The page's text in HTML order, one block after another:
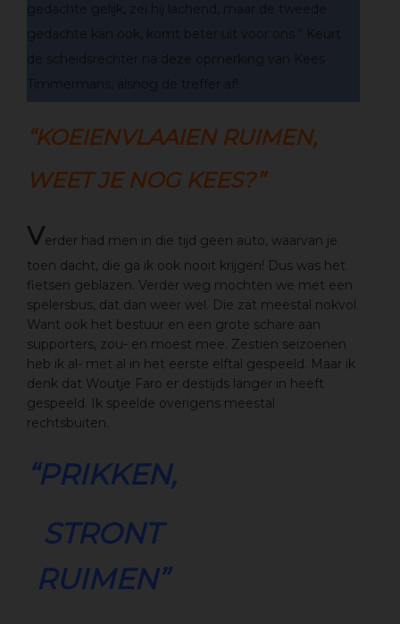
gedachte gelijk, zei hij lachend, maar de tweede
gedachte kan ook, komt beter uit voor ons.” Keurt
de scheidsrechter na deze opmerking van Kees
Timmermans, alsnog de treffer af!
“KOEIENVLAAIEN RUIMEN,
WEET JE NOG KEES?”
Verder had men in die tijd geen auto, waarvan je
toen dacht, die ga ik ook nooit krijgen! Dus was het
fietsen geblazen. Verder weg mochten we met een
spelersbus, dat dan weer wel. Die zat meestal nokvol.
Want ook het bestuur en een grote schare aan
supporters, zou- en moest mee. Zestien seizoenen
heb ik al- met al in het eerste elftal gespeeld. Maar ik
denk dat Woutje Faro er destijds langer in heeft
gespeeld. Ik speelde overigens meestal
rechtsbuiten.
“PRIKKEN,
STRONT
RUIMEN”